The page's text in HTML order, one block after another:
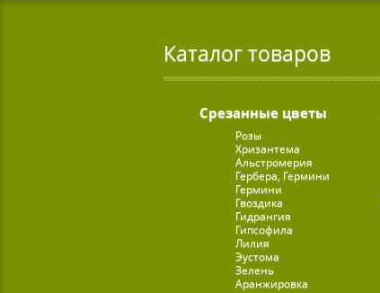
Каталог товаров
Срезанные цветы
Розы
Хризантема
Альстромерия
Гербера, Гермини
Гермини
Гвоздика
Гидрангия
Гипсофила
Лилия
Эустома
Зелень
Аранжировка